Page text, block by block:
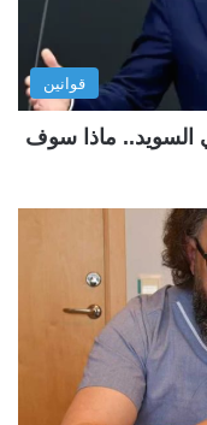
قوانين
السويد.. ماذا سوف